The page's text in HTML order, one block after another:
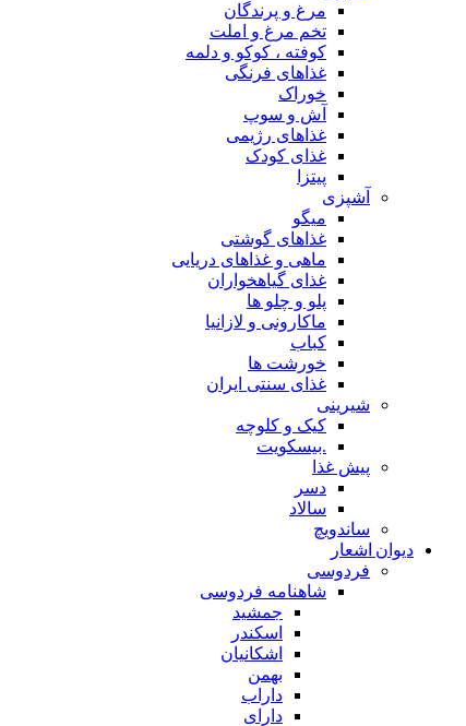
مرغ و پرندگان
تخم مرغ و املت
کوفته ، کوکو و دلمه
غذاهای فرنگی
خوراک
آش و سوپ
غذاهای رژیمی
غذای کودک
پیتزا
آشپزی
میگو
غذاهای گوشتی
ماهی و غذاهای دریایی
غذای گیاهخواران
پلو و چلو ها
ماکارونی و لازانیا
کباب
خورشت ها
غذای سنتی ایران
شیرینی
کیک و کلوچه
.بیسکویت
پیش غذا
دسر
سالاد
ساندویچ
دیوان اشعار
فردوسی
شاهنامه فردوسی
جمشید
اسکندر
اشکانیان
بهمن
داراب
دارای